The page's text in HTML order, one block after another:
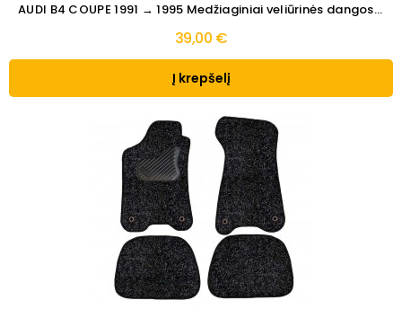
AUDI B4 COUPE 1991 → 1995 Medžiaginiai veliūrinės dangos...
39,00 €
Į krepšelį